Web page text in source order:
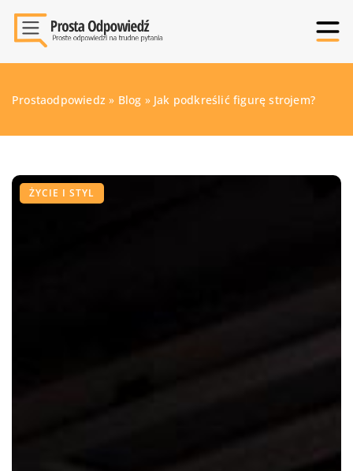
Prostaodpowiedz » Blog » Jak podkreślić figurę strojem?
ŻYCIE I STYL